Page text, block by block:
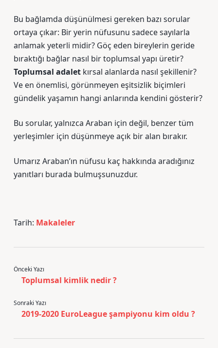
Bu bağlamda düşünülmesi gereken bazı sorular
ortaya çıkar: Bir yerin nüfusunu sadece sayılarla
anlamak yeterli midir? Göç eden bireylerin geride
bıraktığı bağlar nasıl bir toplumsal yapı üretir?
Toplumsal adalet kırsal alanlarda nasıl şekillenir?
Ve en önemlisi, görünmeyen eşitsizlik biçimleri
gündelik yaşamın hangi anlarında kendini gösterir?
Bu sorular, yalnızca Araban için değil, benzer tüm
yerleşimler için düşünmeye açık bir alan bırakır.
Umarız Araban’ın nüfusu kaç hakkında aradığınız
yanıtları burada bulmuşsunuzdur.
Tarih: Makaleler
Önceki Yazı
Toplumsal kimlik nedir ?
Sonraki Yazı
2019-2020 EuroLeague şampiyonu kim oldu ?